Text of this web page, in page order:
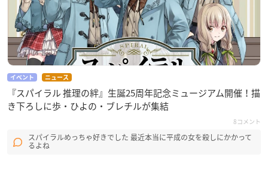
イベント ニュース
『スパイラル 推理の絆』生誕25周年記念ミュージアム開催！描
き下ろしに歩・ひよの・ブレチルが集結
8コメント
スパイラルめっちゃ好きでした 最近本当に平成の女を殺しにかかって
るよね